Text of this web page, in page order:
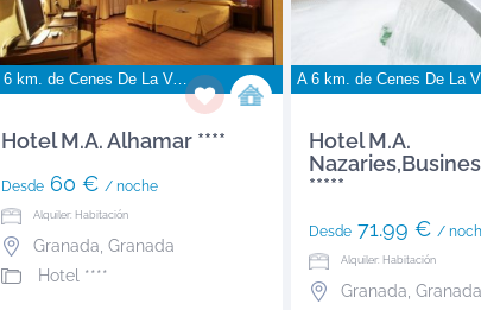
6 km. de Cenes De La Vega
Hotel M.A. Alhamar ****
Desde 60 € / noche
Alquiler: Habitación
Granada Granada
Hotel ****
A 6 km. de Cenes De La Vega
Hotel M.A.
*****
Desde71.99 € /
Alquiler: Habitación
Granada Granada